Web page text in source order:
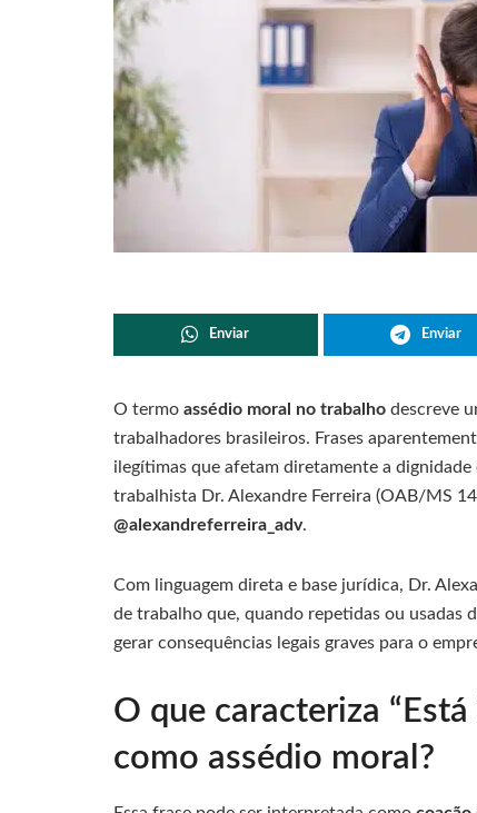
Enviar Enviar
O termo assédio moral no trabalho descreve
trabalhadores brasileiros. Frases
ilegítimas que afetam diretamente a
trabalhista Dr. Alexandre Ferreira (OAB/MS
@alexandreferreira_adv.
Com linguagem direta e base jurídica, Dr.
de trabalho que, quando repetidas ou usadas
gerar consequências legais graves para o
O que caracteriza
como assédio moral?